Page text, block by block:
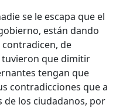
se le escapa que el
están dando
contradicen, de
que dimitir
tengan que
contradicciones que a
los ciudadanos, por